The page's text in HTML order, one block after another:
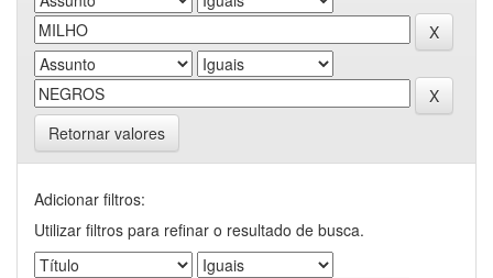
Retornar valores
Adicionar filtros:
Utilizar filtros para refinar o resultado de busca.